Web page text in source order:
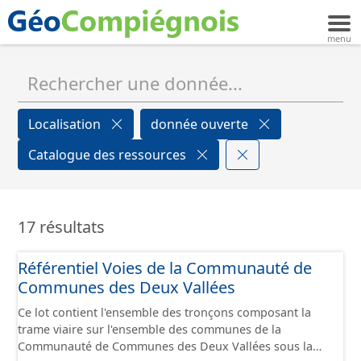
Localisation
donnée ouverte
Catalogue des ressources
17 résultats
Référentiel Voies de la Communauté de
Communes des Deux Vallées
Ce lot contient l'ensemble des tronçons composant la
trame viaire sur l'ensemble des communes de la
Communauté de Communes des Deux Vallées sous la